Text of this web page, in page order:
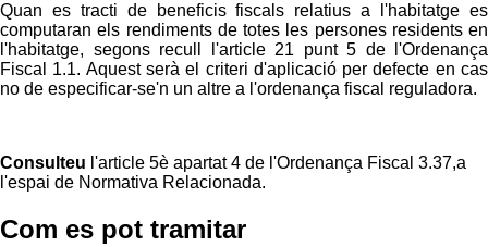
Quan es tracti de beneficis fiscals relatius a l'habitatge es
computaran els rendiments de totes les persones residents en
l'habitatge, segons recull l'article 21 punt 5 de l'Ordenança
Fiscal 1.1. Aquest serà el criteri d'aplicació per defecte en cas
no de especificar-se'n un altre a l'ordenança fiscal reguladora.
Consulteu l'article 5è apartat 4 de l'Ordenança Fiscal 3.37,a
l'espai de Normativa Relacionada.
Com es pot tramitar